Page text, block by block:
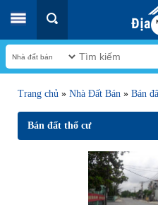
Trang chủ » Nhà Đất Bán » Bán
Bán đất thổ cư